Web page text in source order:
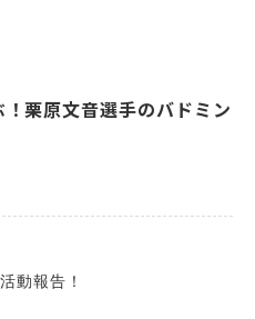
栗原文音選手のバドミン